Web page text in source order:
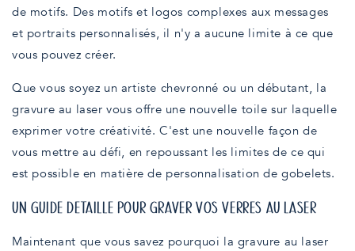
de motifs. Des motifs et logos complexes aux messages
et portraits personnalisés, il n'y a aucune limite à ce que
vous pouvez créer.
Que vous soyez un artiste chevronné ou un débutant, la
gravure au laser vous offre une nouvelle toile sur laquelle
exprimer votre créativité. C'est une nouvelle façon de
vous mettre au défi, en repoussant les limites de ce qui
est possible en matière de personnalisation de gobelets.
UN GUIDE DÉTAILLÉ POUR GRAVER VOS VERRES AU LASER
Maintenant que vous savez pourquoi la gravure au laser